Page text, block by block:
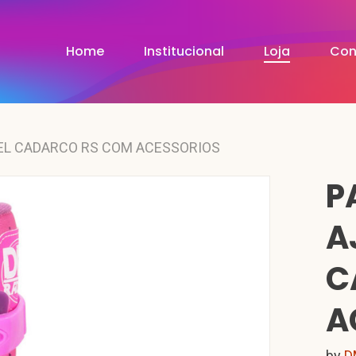
Home Institucional Loja
CADARCO RS COM ACESSORIOS